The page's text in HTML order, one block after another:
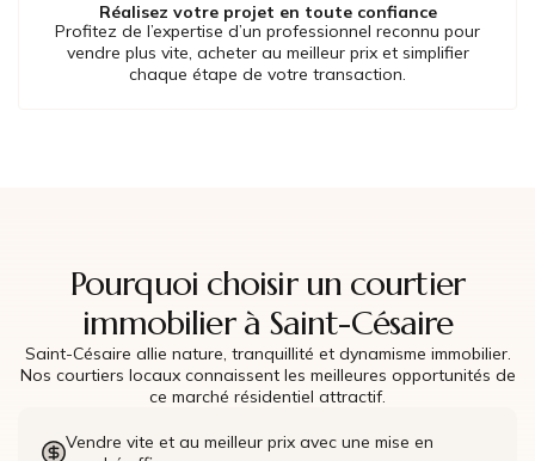
Réalisez votre projet en toute confiance
Profitez de l’expertise d’un professionnel reconnu pour
vendre plus vite, acheter au meilleur prix et simplifier
chaque étape de votre transaction.
Pourquoi choisir un courtier
immobilier à Saint-Césaire
Saint-Césaire allie nature, tranquillité et dynamisme immobilier.
Nos courtiers locaux connaissent les meilleures opportunités de
ce marché résidentiel attractif.
Vendre vite et au meilleur prix avec une mise en